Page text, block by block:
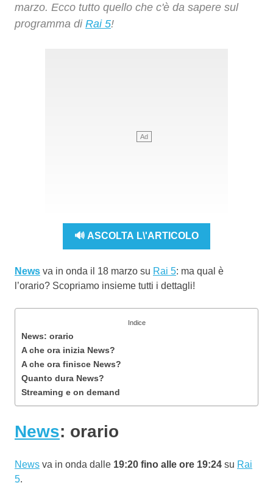
marzo. Ecco tutto quello che c'è da sapere sul
programma di Rai 5!
🔊 ASCOLTA L\'ARTICOLO
News va in onda il 18 marzo su Rai 5: ma qual è
l’orario? Scopriamo insieme tutti i dettagli!
Indice
News: orario
A che ora inizia News?
A che ora finisce News?
Quanto dura News?
Streaming e on demand
News: orario
News va in onda dalle 19:20 fino alle ore 19:24 su Rai
5.